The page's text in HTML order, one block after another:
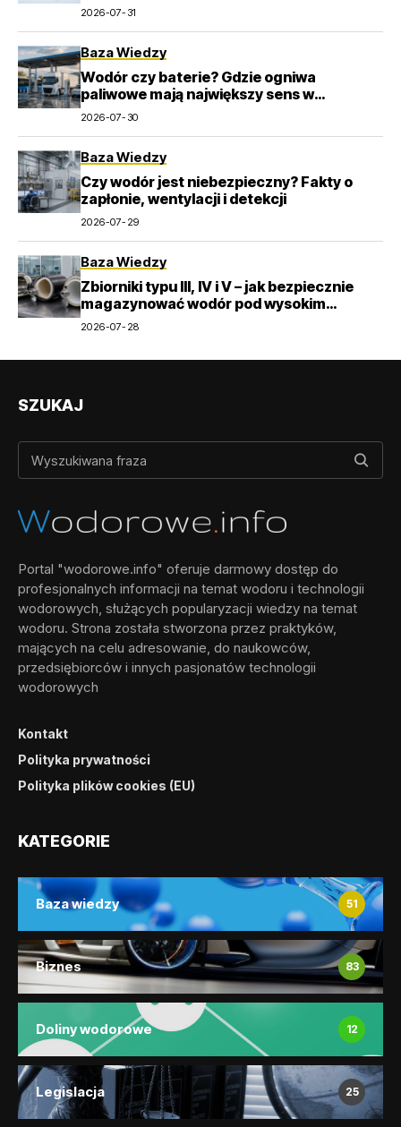
2026-07-31
Baza Wiedzy
Wodór czy baterie? Gdzie ogniwa
paliwowe mają największy sens w
transporcie
2026-07-30
Baza Wiedzy
Czy wodór jest niebezpieczny? Fakty o
zapłonie, wentylacji i detekcji
2026-07-29
Baza Wiedzy
Zbiorniki typu III, IV i V – jak bezpiecznie
magazynować wodór pod wysokim
ciśnieniem?
2026-07-28
SZUKAJ
Portal "wodorowe.info" oferuje darmowy dostęp do
profesjonalnych informacji na temat wodoru i technologii
wodorowych, służących popularyzacji wiedzy na temat
wodoru. Strona została stworzona przez praktyków,
mających na celu adresowanie, do naukowców,
przedsiębiorców i innych pasjonatów technologii
wodorowych
Kontakt
Polityka prywatności
Polityka plików cookies (EU)
KATEGORIE
Baza wiedzy 51
Biznes 83
Doliny wodorowe 12
Legislacja 25